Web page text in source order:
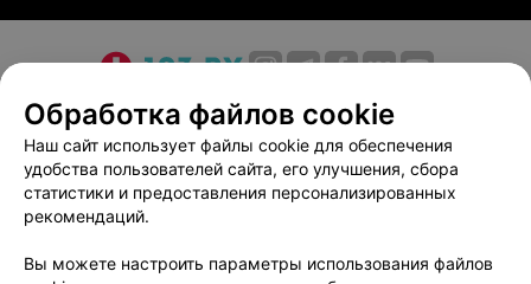
О проекте Новости проекта
Размещение рекламы
Медицинский маркетинг
Публичный договор
Пользовательское соглашение
Способы оплаты
Вакансии
Партнеры
Написать в поддержку
Обработка файлов cookie
Наш сайт использует файлы cookie для обеспечения
удобства пользователей сайта, его улучшения, сбора
статистики и предоставления персонализированных
рекомендаций.
Вы можете настроить параметры использования файлов